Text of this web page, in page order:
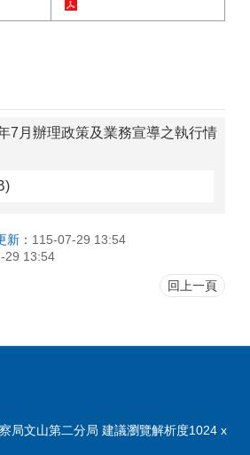
7月辦理政策及業務宣導之執行情
新： 115-07-29 13:54
29 13:54
回上一頁
局文山第二分局 建議瀏覽解析度1024 x